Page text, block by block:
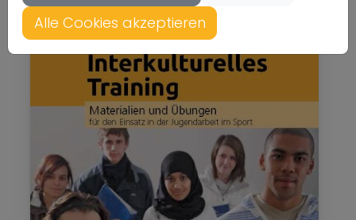
Alle Cookies akzeptieren